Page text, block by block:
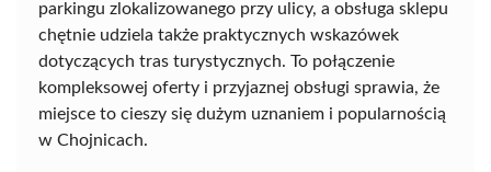
parkingu zlokalizowanego przy ulicy, a obsługa sklepu
chętnie udziela także praktycznych wskazówek
dotyczących tras turystycznych. To połączenie
kompleksowej oferty i przyjaznej obsługi sprawia, że
miejsce to cieszy się dużym uznaniem i popularnością
w Chojnicach.